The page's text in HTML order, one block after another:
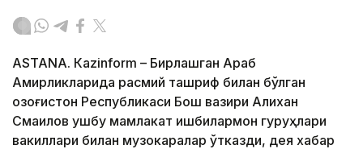
ASTANA. Каzinform – Бирлашган Араб
Амирликларида расмий ташриф билан бўлган
Қозоғистон Республикаси Бош вазири Алихан
Смаилов ушбу мамлакат ишбилармон гуруҳлари
вакиллари билан музокаралар ўтказди, дея хабар